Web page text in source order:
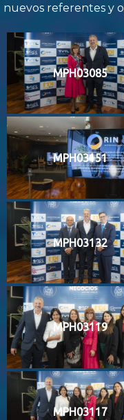
nuevos referentes y
MPH03085
MPH03151
MPH03132
MPH03119
MPH03117